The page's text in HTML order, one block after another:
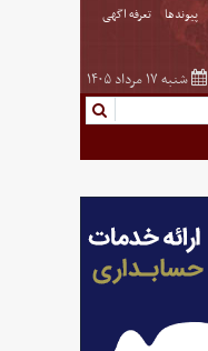
پیوندها تعرفه اگهی
شنبه ۱۷ مرداد ۱۴۰۵